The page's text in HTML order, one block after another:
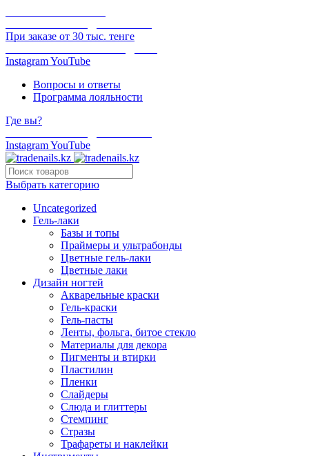
При заказе от 30 тыс. тенге
InstagramYouTube
Вопросы и ответы
Программа лояльности
Где вы?
InstagramYouTube
Выбрать категорию
Uncategorized
Гель-лаки
Базы и топы
Праймеры и ультрабонды
Цветные гель-лаки
Цветные лаки
Дизайн ногтей
Акварельные краски
Гель-краски
Гель-пасты
Ленты, фольга, битое стекло
Материалы для декора
Пигменты и втирки
Пластилин
Пленки
Слайдеры
Слюда и глиттеры
Стемпинг
Стразы
Трафареты и наклейки